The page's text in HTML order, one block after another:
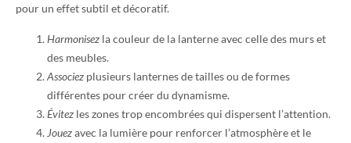
pour un effet subtil et décoratif.
Harmonisez la couleur de la lanterne avec celle des murs et
des meubles.
Associez plusieurs lanternes de tailles ou de formes
différentes pour créer du dynamisme.
Évitez les zones trop encombrées qui dispersent l’attention.
Jouezavec la lumière pour renforcer l’atmosphère et le